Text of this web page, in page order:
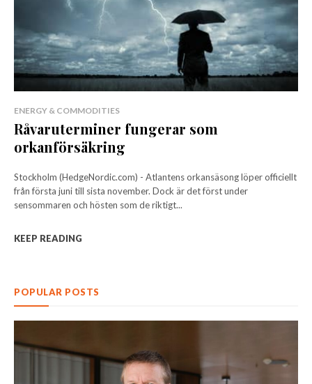
ENERGY & COMMODITIES
Råvaruterminer fungerar som
orkanförsäkring
Stockholm (HedgeNordic.com) - Atlantens orkansäsong löper officiellt
från första juni till sista november. Dock är det först under
sensommaren och hösten som de riktigt...
KEEP READING
POPULAR POSTS